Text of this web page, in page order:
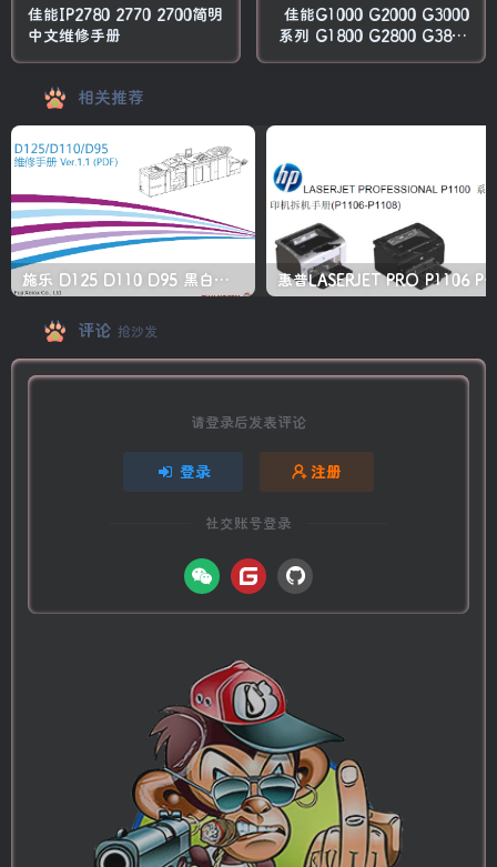
佳能IP2780 2770 2700简明
中文维修手册
佳能G1000 G2000 G3000
系列 G1800 G2800 G3800
相关推荐
施乐 D125 D110 D95 黑白生产型高速复印机中文维修手册 惠普LASERJET PRO P1106
评论 抢沙发
请登录后发表评论
登录 注册
社交账号登录